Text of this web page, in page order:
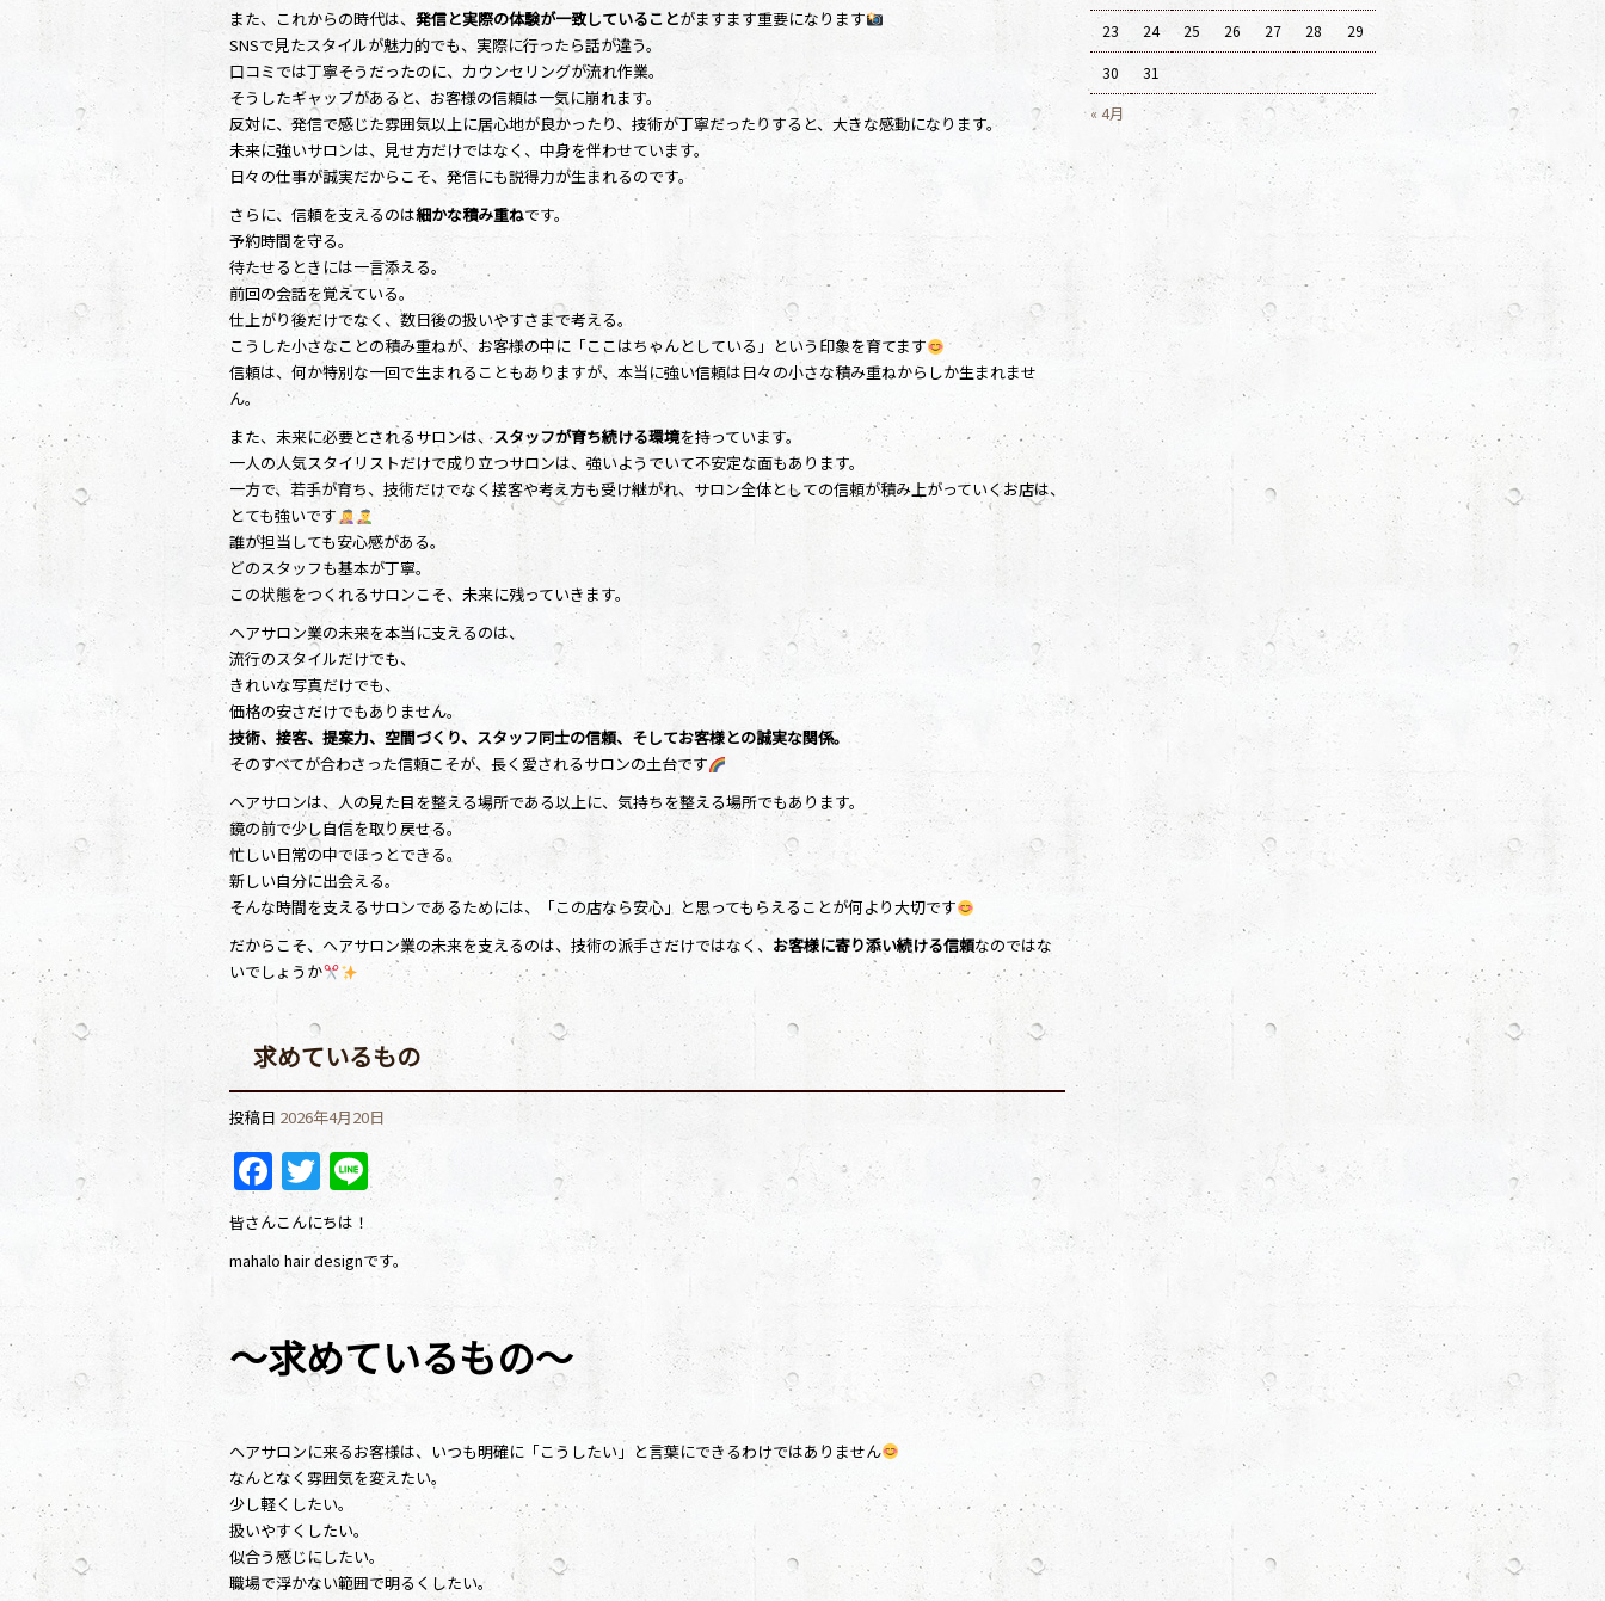
また、これからの時代は、 発信と実際の体験が一致していることがますます重要になります
SNSで見たスタイルが魅力的でも、実際に行ったら話が違う。
口コミでは丁寧そうだったのに、カウンセリングが流れ作業。
そうしたギャップがあると、お客様の信頼は一気に崩れます。
反対に、発信で感じた雰囲気以上に居心地が良かったり、技術が丁寧だったりすると、大きな感動になります。
未来に強いサロンは、見せ方だけではなく、中身を伴わせています。
日々の仕事が誠実だからこそ、発信にも説得力が生まれるのです。
さらに、信頼を支えるのは細かな積み重ねです。
予約時間を守る。
待たせるときには一言添える。
前回の会話を覚えている。
仕上がり後だけでなく、数日後の扱いやすさまで考える。
こうした小さなことの積み重ねが、お客様の中に「ここはちゃんとしている」という印象を育てます
信頼は、何か特別な一回で生まれることもありますが、本当に強い信頼は日々の小さな積み重ねからしか生まれませ
ん。
また、未来に必要とされるサロンは、スタッフが育ち続ける環境を持っています。
一人の人気スタイリストだけで成り立つサロンは、強いようでいて不安定な面もあります。
一方で、若手が育ち、技術だけでなく接客や考え方も受け継がれ、サロン全体としての信頼が積み上がっていくお店は、
とても強いです
誰が担当しても安心感がある。
どのスタッフも基本が丁寧。
この状態をつくれるサロンこそ、未来に残っていきます。
ヘアサロン業の未来を本当に支えるのは、
流行のスタイルだけでも、
きれいな写真だけでも、
価格の安さだけでもありません。
技術、接客、提案力、空間づくり、スタッフ同士の信頼、そしてお客様との誠実な関係。
そのすべてが合わさった信頼こそが、長く愛されるサロンの土台です
ヘアサロンは、人の見た目を整える場所である以上に、気持ちを整える場所でもあります。
鏡の前で少し自信を取り戻せる。
忙しい日常の中でほっとできる。
新しい自分に出会える。
そんな時間を支えるサロンであるためには、「この店なら安心」と思ってもらえることが何より大切です
だからこそ、ヘアサロン業の未来を支えるのは、技術の派手さだけではなく、 お客様に寄り添い続ける信頼なのではな
いでしょうか
求めているもの
投稿日 2026年4月20日
Facebook
Twitter
Line
皆さんこんにちは！
mahalo hair designです。
～求めているもの～
ヘアサロンに来るお客様は、いつも明確に「こうしたい」と言葉にできるわけではありません
なんとなく雰囲気を変えたい。
少し軽くしたい。
扱いやすくしたい。
似合う感じにしたい。
職場で浮かない範囲で明るくしたい。
« 4月
23 24 25 26 27 28 29
30 31